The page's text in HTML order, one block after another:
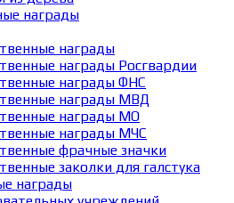
награды
награды
награды Росгвардии
награды ФНС
награды МВД
награды МО
награды МЧС
фрачные значки
заколки для галстука
награды